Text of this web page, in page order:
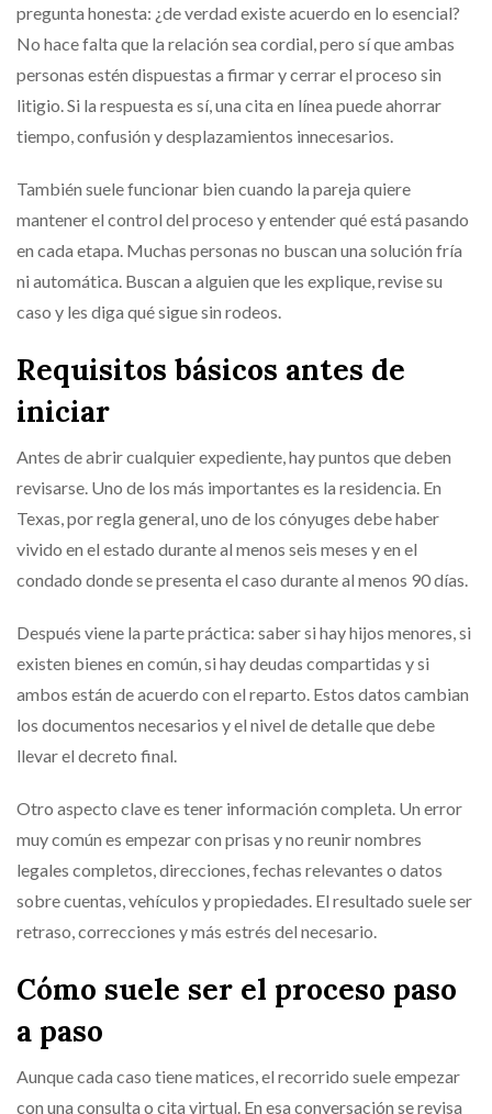
pregunta honesta: ¿de verdad existe acuerdo en lo esencial?
No hace falta que la relación sea cordial, pero sí que ambas
personas estén dispuestas a firmar y cerrar el proceso sin
litigio. Si la respuesta es sí, una cita en línea puede ahorrar
tiempo, confusión y desplazamientos innecesarios.
También suele funcionar bien cuando la pareja quiere
mantener el control del proceso y entender qué está pasando
en cada etapa. Muchas personas no buscan una solución fría
ni automática. Buscan a alguien que les explique, revise su
caso y les diga qué sigue sin rodeos.
Requisitos básicos antes de
iniciar
Antes de abrir cualquier expediente, hay puntos que deben
revisarse. Uno de los más importantes es la residencia. En
Texas, por regla general, uno de los cónyuges debe haber
vivido en el estado durante al menos seis meses y en el
condado donde se presenta el caso durante al menos 90 días.
Después viene la parte práctica: saber si hay hijos menores, si
existen bienes en común, si hay deudas compartidas y si
ambos están de acuerdo con el reparto. Estos datos cambian
los documentos necesarios y el nivel de detalle que debe
llevar el decreto final.
Otro aspecto clave es tener información completa. Un error
muy común es empezar con prisas y no reunir nombres
legales completos, direcciones, fechas relevantes o datos
sobre cuentas, vehículos y propiedades. El resultado suele ser
retraso, correcciones y más estrés del necesario.
Cómo suele ser el proceso paso
a paso
Aunque cada caso tiene matices, el recorrido suele empezar
con una consulta o cita virtual. En esa conversación se revisa